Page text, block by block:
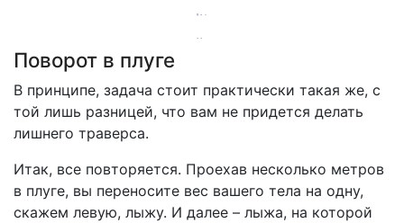
Поворот в плуге
В принципе, задача стоит практически такая же, с
той лишь разницей, что вам не придется делать
лишнего траверса.
Итак, все повторяется. Проехав несколько метров
в плуге, вы переносите вес вашего тела на одну,
скажем левую, лыжу. И далее – лыжа, на которой